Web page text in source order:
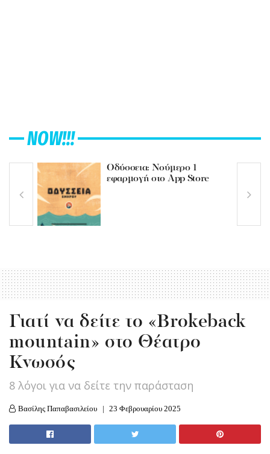
NOW!!!
Οδύσσεια: Νούμερο 1
εφαρμογή στο App Store
Γιατί να δείτε το «Brokeback
mountain» στο Θέατρο
Κνωσός
8 λόγοι για να δείτε την παράσταση
Βασίλης Παπαβασιλείου 23 Φεβρουαρίου 2025